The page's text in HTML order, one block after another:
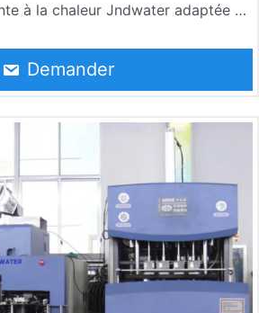
à la chaleur Jndwater adaptée au
ml, la température de la
85 ° C, certains produits peuvent
des boissons, des produits de
à leurs pairs, souffler une
élevée, le produit stocké pour un
terme et une efficacité élevée,
clients aiment.
Demander